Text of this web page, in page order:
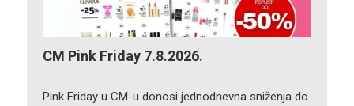
CM Pink Friday 7.8.2026.
Pink Friday u CM-u donosi jednodnevna sniženja do